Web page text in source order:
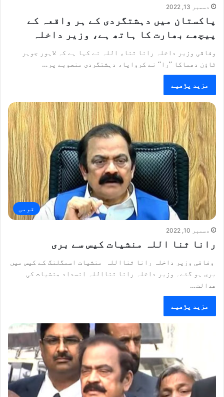
دسمبر 13, 2022
پاکستان میں دہشتگردی کے ہر واقعہ کے
پیچھے بھارت کا ہاتھ ہے، وزیر داخلہ
وفاقی وزیر داخلہ رانا ثناء اللہ نے کہا ہے کہ لاہور جوہر
ٹاؤن دھماکا ’’را‘‘ نے کروایا، دہشتگردی منصوبے پر…
مزید پڑھیے
قومی
دسمبر 10, 2022
رانا ثنا اللہ منشیات کیس سے بری
وفاقی وزیر داخلہ رانا ثنااللہ منشیات اسمگلنگ کے کیس میں
بری ہو گئے۔ وزیر داخلہ رانا ثنااللہ انسداد منشیات کی
عدالت…
مزید پڑھیے